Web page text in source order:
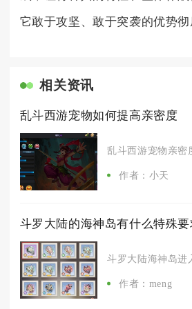
它敢于攻坚、敢于突袭的优势彻
相关资讯
乱斗西游宠物如何提高亲密度
乱斗西游宠物亲密
作者：小天
斗罗大陆的海神岛有什么特殊要
斗罗大陆海神岛进
作者：meng